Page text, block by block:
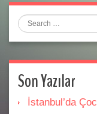
Search
Son Yazılar
İstanbul’da